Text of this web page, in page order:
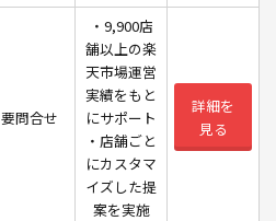
要問合せ
・9,900店
舗以上の楽
天市場運営
実績をもと
にサポート
・店舗ごと
にカスタマ
イズした提
案を実施
詳細を
見る